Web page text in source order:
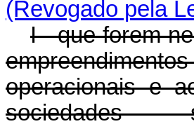
(Revogado pela
I - que forem
operacionais e